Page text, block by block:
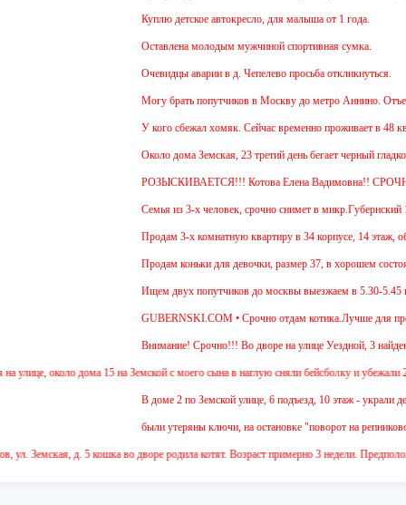
Куплю детское автокресло, для малыша от 1 года.
Оставлена молодым мужчиной спортивная сумка.
Очевидцы аварии в д. Чепелево просьба откликнуться.
Могу брать попутчиков в Москву до метро Аннино.
У кого сбежал хомяк. Сейчас временно проживает в 48
Около дома Земская, 23 третий день бегает черный
РОЗЫСКИВАЕТСЯ!!! Котова Елена Вадимовна!!
Семья из 3-х человек, срочно снимет в микр.Губернский
Продам 3-х комнатную квартиру в 34 корпусе, 14 этаж,
Продам коньки для девочки, размер 37, в хорошем
Ищем двух попутчиков до москвы выезжаем в 5.30-5.45 и
GUBERNSKI.COM • Срочно отдам котика.Лучше для
Внимание! Срочно!!! Во дворе на улице Уездной, 3 найден
около дома 15 на Земской с моего сына в наглую сняли бейсболку и убежали 2
В доме 2 по Земской улице, 6 подъезд, 10 этаж - украли
были утеряны ключи, на остановке "поворот на
Земская, д. 5 кошка во дворе родила котят. Возраст примерно 3 недели.